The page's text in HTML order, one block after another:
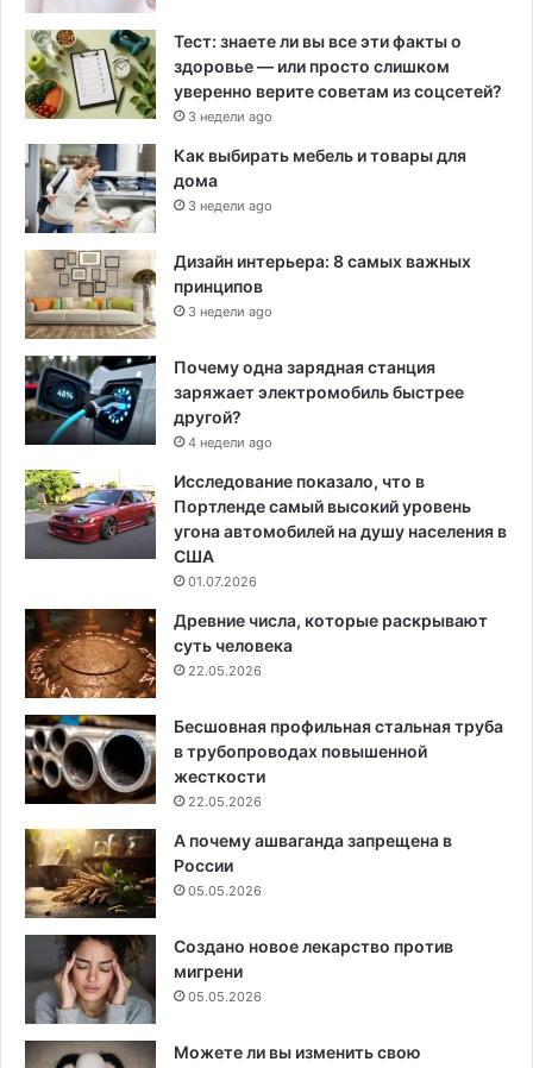
Тест: знаете ли вы все эти факты о
здоровье — или просто слишком
уверенно верите советам из соцсетей?
3 недели ago
Как выбирать мебель и товары для
дома
3 недели ago
Дизайн интерьера: 8 самых важных
принципов
3 недели ago
Почему одна зарядная станция
заряжает электромобиль быстрее
другой?
4 недели ago
Исследование показало, что в
Портленде самый высокий уровень
угона автомобилей на душу населения в
США
01.07.2026
Древние числа, которые раскрывают
суть человека
22.05.2026
Бесшовная профильная стальная труба
в трубопроводах повышенной
жесткости
22.05.2026
А почему ашваганда запрещена в
России
05.05.2026
Создано новое лекарство против
мигрени
05.05.2026
Можете ли вы изменить свою